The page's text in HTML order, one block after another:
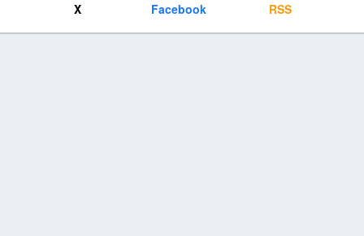
X Facebook RSS